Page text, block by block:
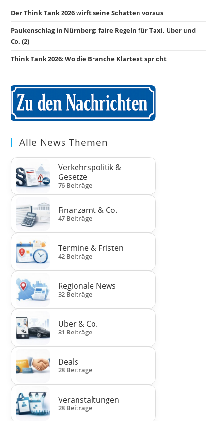
Der Think Tank 2026 wirft seine Schatten voraus
Paukenschlag in Nürnberg: faire Regeln für Taxi, Uber und
Co. (2)
Think Tank 2026: Wo die Branche Klartext spricht
Alle News Themen
Verkehrspolitik &
Gesetze
76 Beiträge
Finanzamt & Co.
47 Beiträge
Termine & Fristen
42 Beiträge
Regionale News
32 Beiträge
Uber & Co.
31 Beiträge
Deals
28 Beiträge
Veranstaltungen
28 Beiträge